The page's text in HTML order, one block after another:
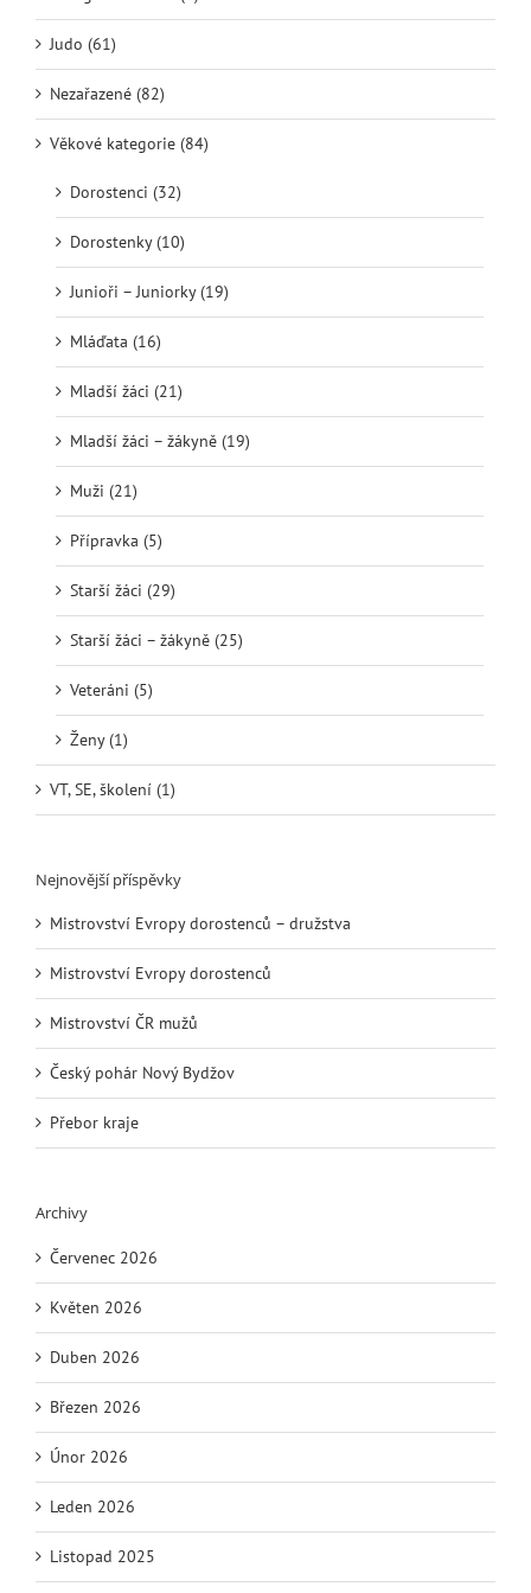
Judo (61)
Nezařazené (82)
Věkové kategorie (84)
Dorostenci (32)
Dorostenky (10)
Junioři – Juniorky (19)
Mláďata (16)
Mladší žáci (21)
Mladší žáci – žákyně (19)
Muži (21)
Přípravka (5)
Starší žáci (29)
Starší žáci – žákyně (25)
Veteráni (5)
Ženy (1)
VT, SE, školení (1)
Nejnovější příspěvky
Mistrovství Evropy dorostenců – družstva
Mistrovství Evropy dorostenců
Mistrovství ČR mužů
Český pohár Nový Bydžov
Přebor kraje
Archivy
Červenec 2026
Květen 2026
Duben 2026
Březen 2026
Únor 2026
Leden 2026
Listopad 2025